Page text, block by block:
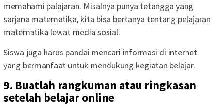
memahami palajaran. Misalnya punya tetangga yang
sarjana matematika, kita bisa bertanya tentang pelajaran
matematika lewat media sosial.
Siswa juga harus pandai mencari informasi di internet
yang bermanfaat untuk mendukung kegiatan belajar.
9. Buatlah rangkuman atau ringkasan
setelah belajar online